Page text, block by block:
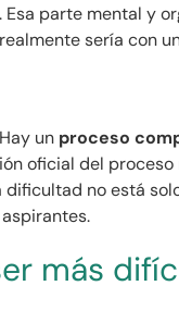
parte mental y
sería con
unproceso
oficial del
no está
más